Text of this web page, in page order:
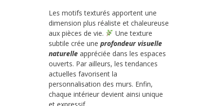
Les motifs texturés apportent une
dimension plus réaliste et chaleureuse
aux pièces de vie.
Une texture
subtile crée une profondeur visuelle
naturelle appréciée dans les espaces
ouverts. Par ailleurs, les tendances
actuelles favorisent la
personnalisation des murs. Enfin,
chaque intérieur devient ainsi unique